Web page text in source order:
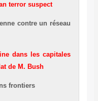
terror suspect
contre un réseau
dans les capitales
de M. Bush
frontiers